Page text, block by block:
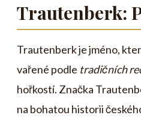
Trautenberk:
Trautenberk je jméno,
vařené podle tradičních
hořkostí. Značka
na bohatou historii